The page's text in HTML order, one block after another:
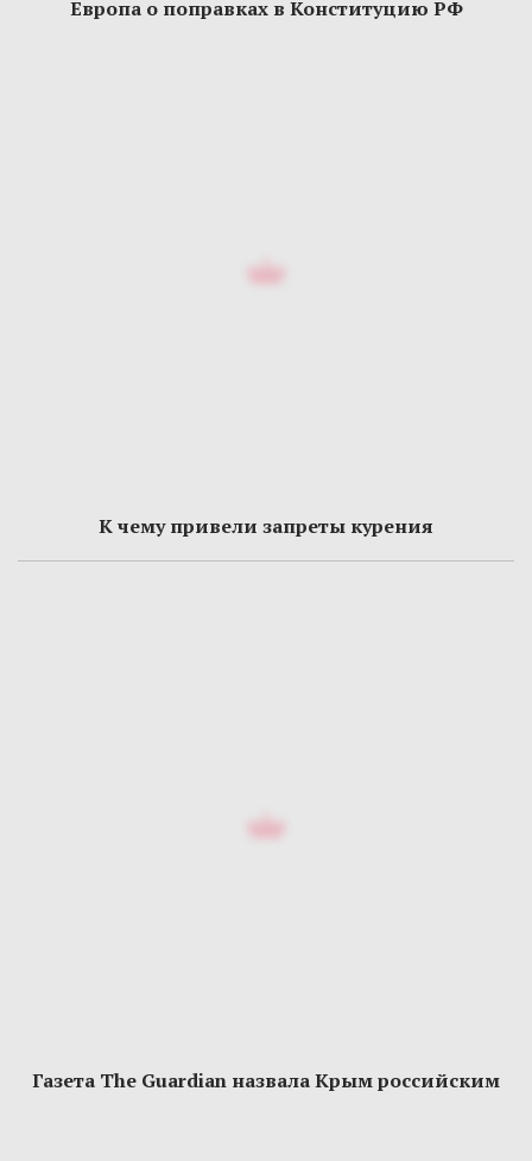
Европа о поправках в Конституцию РФ
К чему привели запреты курения
Газета The Guardian назвала Крым российским